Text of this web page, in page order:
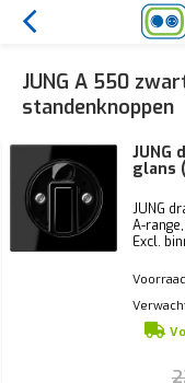
JUNG A 550
standenknoppen
JUNG
glans
JUNG
A-
Excl.